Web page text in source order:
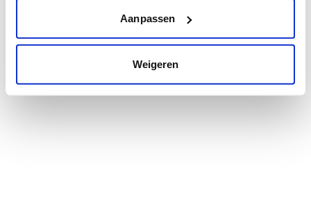
Aanpassen
Weigeren